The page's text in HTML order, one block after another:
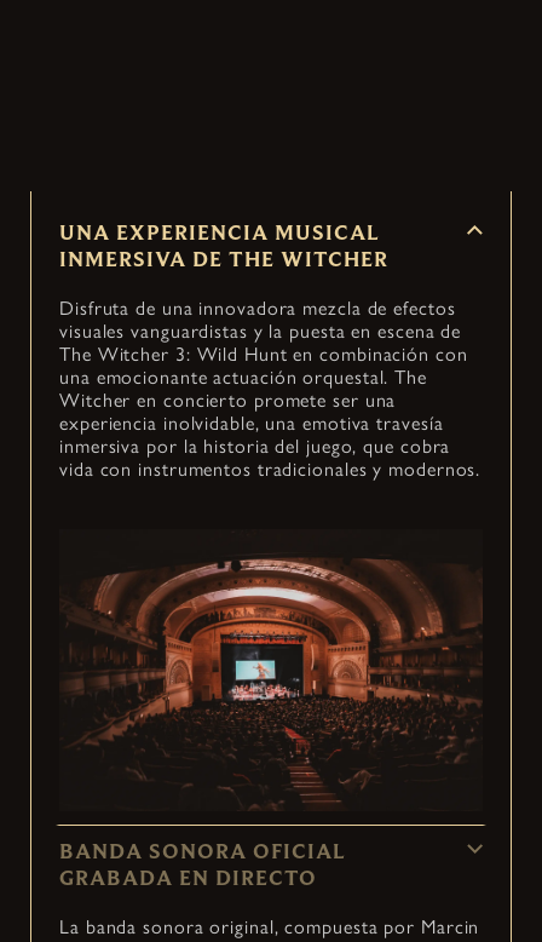
UNA EXPERIENCIA MUSICAL
INMERSIVA DE THE WITCHER
Disfruta de una innovadora mezcla de efectos
visuales vanguardistas y la puesta en escena de
The Witcher 3: Wild Hunt en combinación con
una emocionante actuación orquestal. The
Witcher en concierto promete ser una
experiencia inolvidable, una emotiva travesía
inmersiva por la historia del juego, que cobra
vida con instrumentos tradicionales y modernos.
BANDA SONORA OFICIAL
GRABADA EN DIRECTO
La banda sonora original, compuesta por Marcin